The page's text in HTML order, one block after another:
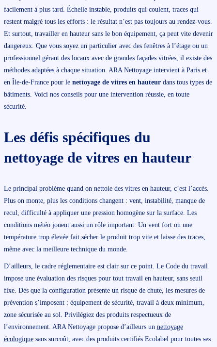
facilement à plus tard. Échelle instable, produits qui coulent, traces qui
restent malgré tous les efforts : le résultat n’est pas toujours au rendez-vous.
Et surtout, travailler en hauteur sans le bon équipement, ça peut vite devenir
dangereux. Que vous soyez un particulier avec des fenêtres à l’étage ou un
professionnel gérant des locaux avec de grandes façades vitrées, il existe des
méthodes adaptées à chaque situation. ARA Nettoyage intervient à Paris et
en Île-de-France pour le nettoyage de vitres en hauteurdans tous types de
bâtiments. Voici nos conseils pour une intervention réussie, en toute
sécurité.
Les défis spécifiques du
nettoyage de vitres en hauteur
Le principal problème quand on nettoie des vitres en hauteur, c’est l’accès.
Plus on monte, plus les conditions changent : vent, instabilité, manque de
recul, difficulté à appliquer une pression homogène sur la surface. Les
conditions météo jouent aussi un rôle important. Un vent fort ou une
température trop élevée fait sécher le produit trop vite et laisse des traces,
même avec la meilleure technique du monde.
D’ailleurs, le cadre réglementaire est clair sur ce point. Le Code du travail
impose une évaluation des risques pour tout travail en hauteur, sans seuil
fixe. Dès que la configuration présente un risque de chute, les mesures de
prévention s’imposent : équipement de sécurité, travail à deux minimum,
zone sécurisée au sol. Privilégiez des produits respectueux de
l’environnement. ARA Nettoyage propose d’ailleurs un nettoyage
écologiquesans surcoût, avec des produits certifiés Ecolabel pour toutes ses